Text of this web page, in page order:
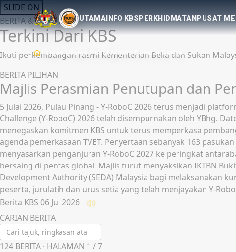
UTAMAINFO KBSPERKHIDMATANPUSAT
Laman Utama/ Pusat Media/Senarai Berita
Berita SPLWPK terkini
SLIDE ON
BERITA & SOROTAN
Terkini Dari KBS
Ikuti perkembangan rasmi Kementerian Belia dan Sukan
BERITA PILIHAN
Majlis Perasmian Penutupan dan
5 Julai 2026, Pulau Pinang - Y-RoboC 2026 terus menjadi
Challenge (Y-RoboC) 2026 telah disempurnakan oleh YBhg.
menegaskan komitmen KBS untuk terus memperkasa
agenda pemerkasaan TVET. Penyertaan sebanyak 163
menyasarkan penganjuran Y-RoboC 2027 ke peringkat
bersaing di pentas global. Majlis turut menyaksikan IKTBN
Development Authority (SEDA) Malaysia bagi melaksanakan
peserta, jurulatih dan urus setia yang telah menjayakan Y-
Berita KBS 06 Jul 2026
Dengar
CARIAN BERITA
124 BERITA · HALAMAN 1 /7